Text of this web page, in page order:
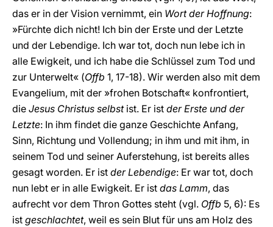
das er in der Vision vernimmt, ein Wort der Hoffnung:
»Fürchte dich nicht! Ich bin der Erste und der Letzte
und der Lebendige. Ich war tot, doch nun lebe ich in
alle Ewigkeit, und ich habe die Schlüssel zum Tod und
zur Unterwelt« (Offb 1, 17-18). Wir werden also mit dem
Evangelium, mit der »frohen Botschaft« konfrontiert,
die Jesus Christus selbstist. Er ist der Erste und der
Letzte: In ihm findet die ganze Geschichte Anfang,
Sinn, Richtung und Vollendung; in ihm und mit ihm, in
seinem Tod und seiner Auferstehung, ist bereits alles
gesagt worden. Er ist der Lebendige: Er war tot, doch
nun lebt er in alle Ewigkeit. Er ist das Lamm, das
aufrecht vor dem Thron Gottes steht (vgl. Offb 5, 6): Es
ist geschlachtet, weil es sein Blut für uns am Holz des